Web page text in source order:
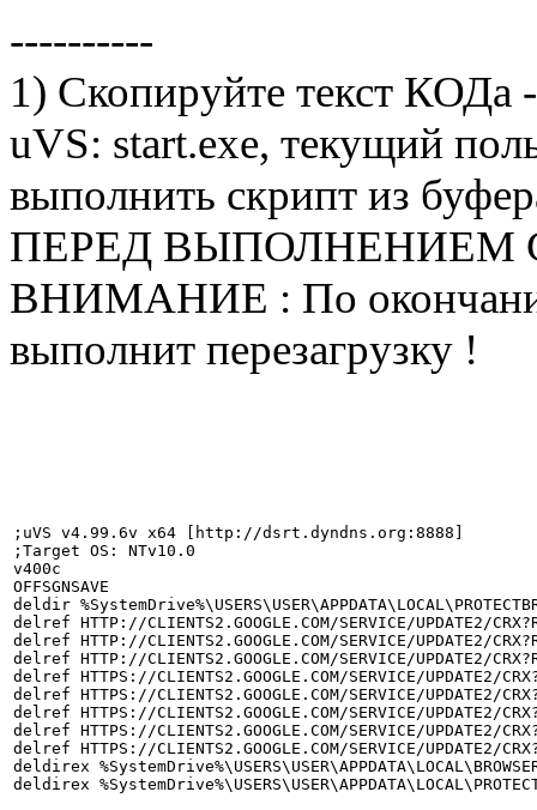
----------
1) Скопируйте текст КОДа
uVS: start.exe, текущий
выполнить скрипт из
ПЕРЕД ВЫПОЛНЕНИЕМ
ВНИМАНИЕ : По
выполнит перезагрузку !
;uVS v4.99.6v x64 [http://dsrt.dyndns.org:8888]
;Target OS: NTv10.0
v400c
OFFSGNSAVE
deldir
delref HTTP://CLIENTS2.GOOGLE.COM/SERVICE/UPDATE2/
delref HTTP://CLIENTS2.GOOGLE.COM/SERVICE/UPDATE2/
delref HTTP://CLIENTS2.GOOGLE.COM/SERVICE/UPDATE2/
delref HTTPS://CLIENTS2.GOOGLE.COM/SERVICE/UPDATE2/
delref HTTPS://CLIENTS2.GOOGLE.COM/SERVICE/UPDATE2/
delref HTTPS://CLIENTS2.GOOGLE.COM/SERVICE/UPDATE2/
delref HTTPS://CLIENTS2.GOOGLE.COM/SERVICE/UPDATE2/
delref HTTPS://CLIENTS2.GOOGLE.COM/SERVICE/UPDATE2/
deldirex
deldirex